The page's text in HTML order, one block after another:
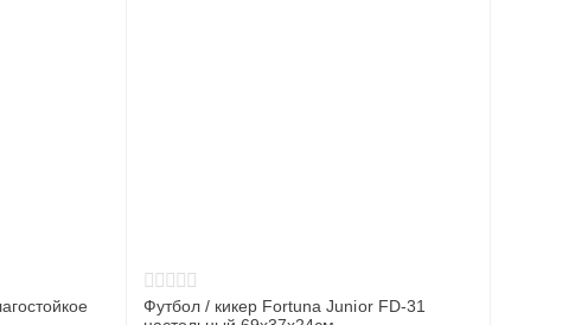
Футбол / кикер Fortuna Junior FD-31